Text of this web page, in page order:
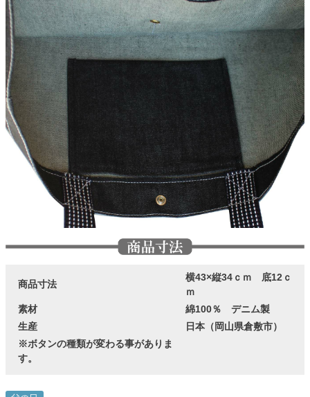
商品寸法
横43×縦34ｃｍ 底12ｃ
ｍ
素材
綿100％ デニム製
生産
日本（岡山県倉敷市）
※ボタンの種類が変わる事がありま
す。